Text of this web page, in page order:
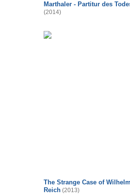
Marthaler - Partitur des
(2014)
The Strange Case of
Reich (2013)